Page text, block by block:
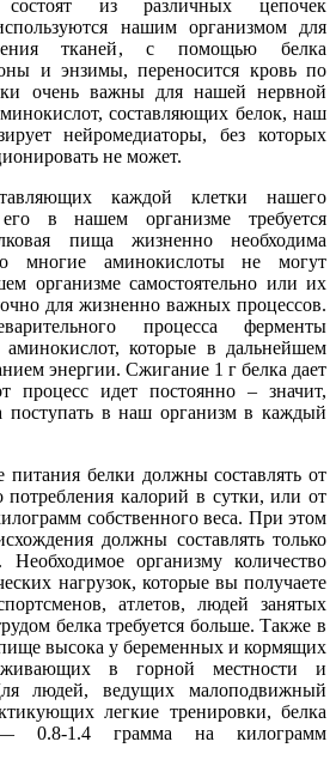
состоят из различных цепочек
нашим организмом для
тканей, с помощью белка
и энзимы, переносится кровь по
очень важны для нашей нервной
составляющих белок, наш
нейромедиаторы, без которых
не может.
каждой клетки нашего
в нашем организме требуется
пища жизненно необходима
многие аминокислоты не могут
организме самостоятельно или их
для жизненно важных процессов.
процесса ферменты
которые в дальнейшем
энергии. Сжигание 1 г белка дает
процесс идет постоянно – значит,
поступать в наш организм в каждый
белки должны составлять от
калорий в сутки, или от
собственного веса. При этом
должны составлять только
организму количество
нагрузок, которые вы получаете
атлетов, людей занятых
белка требуется больше. Также в
высока у беременных и кормящих
в горной местности и
людей, ведущих малоподвижный
легкие тренировки, белка
— 0.8-1.4 грамма на килограмм